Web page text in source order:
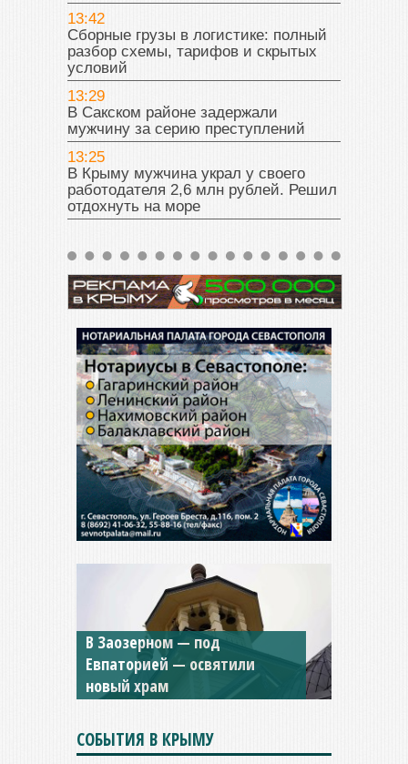
13:42
Сборные грузы в логистике: полный
разбор схемы, тарифов и скрытых
условий
13:29
В Сакском районе задержали
мужчину за серию преступлений
13:25
В Крыму мужчина украл у своего
работодателя 2,6 млн рублей. Решил
отдохнуть на море
В Заозерном — под
Евпаторией — освятили
новый храм
Мужской монастырь Косьмы
и Дамиана в Крыму вновь
открыт для посещения
СОБЫТИЯ В КРЫМУ